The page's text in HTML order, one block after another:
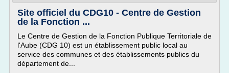
Site officiel du CDG10 - Centre de Gestion
de la Fonction ...
Le Centre de Gestion de la Fonction Publique Territoriale de
l'Aube (CDG 10) est un établissement public local au
service des communes et des établissements publics du
département de...